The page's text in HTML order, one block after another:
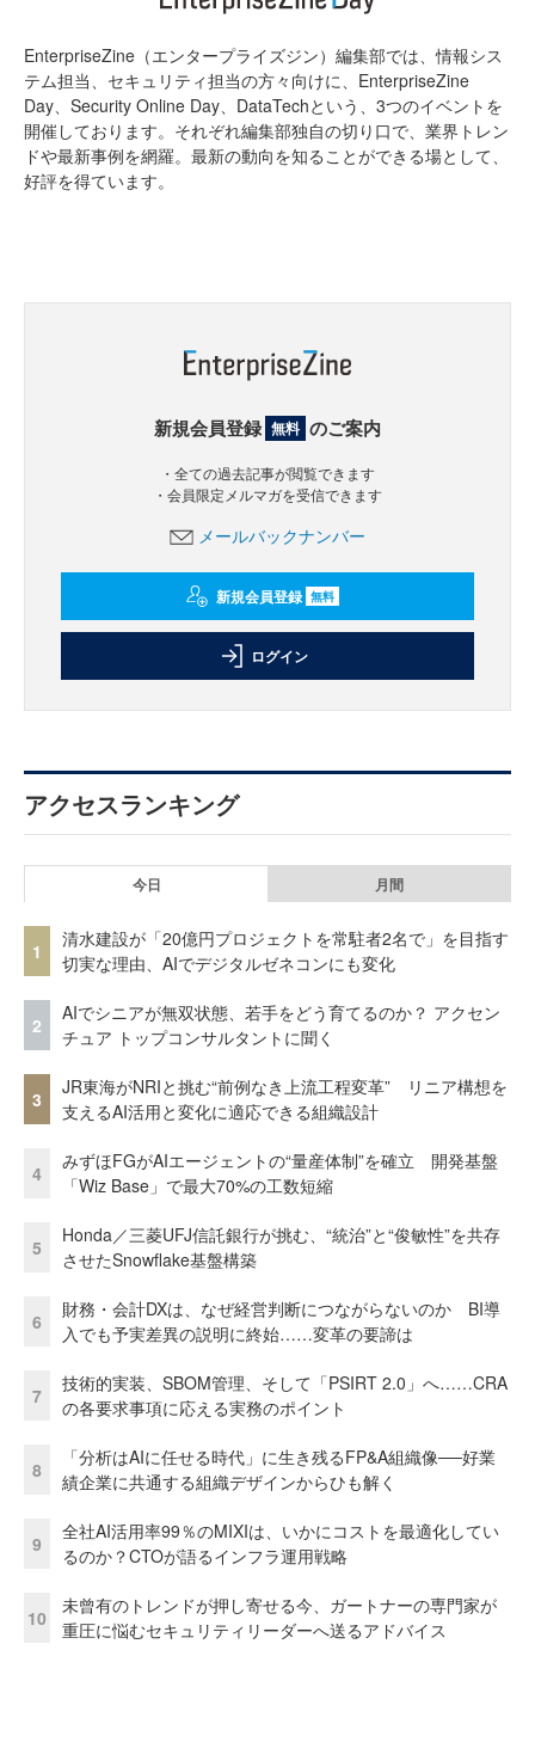
EnterpriseZine（エンタープライズジン）編集部では、情報シス
テム担当、セキュリティ担当の方々向けに、EnterpriseZine
Day、Security Online Day、DataTechという、3つのイベントを
開催しております。それぞれ編集部独自の切り口で、業界トレン
ドや最新事例を網羅。最新の動向を知ることができる場として、
好評を得ています。
新規会員登録 無料 のご案内
・全ての過去記事が閲覧できます
・会員限定メルマガを受信できます
メールバックナンバー
新規会員登録 無料
ログイン
アクセスランキング
今日 月間
1
清水建設が「20億円プロジェクトを常駐者2名で」を目指す
切実な理由、AIでデジタルゼネコンにも変化
2
AIでシニアが無双状態、若手をどう育てるのか？ アクセン
チュア トップコンサルタントに聞く
3
JR東海がNRIと挑む“前例なき上流工程変革” リニア構想を
支えるAI活用と変化に適応できる組織設計
4
みずほFGがAIエージェントの“量産体制”を確立 開発基盤
「Wiz Base」で最大70%の工数短縮
5
Honda／三菱UFJ信託銀行が挑む、“統治”と“俊敏性”を共存
させたSnowflake基盤構築
6
財務・会計DXは、なぜ経営判断につながらないのか BI導
入でも予実差異の説明に終始……変革の要諦は
7
技術的実装、SBOM管理、そして「PSIRT 2.0」へ……CRA
の各要求事項に応える実務のポイント
8
「分析はAIに任せる時代」に生き残るFP&A組織像──好業
績企業に共通する組織デザインからひも解く
9
全社AI活用率99％のMIXIは、いかにコストを最適化してい
るのか？CTOが語るインフラ運用戦略
10
未曾有のトレンドが押し寄せる今、ガートナーの専門家が
重圧に悩むセキュリティリーダーへ送るアドバイス